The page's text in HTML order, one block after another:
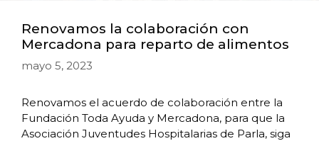
Renovamos la colaboración con
Mercadona para reparto de alimentos
mayo 5, 2023
Renovamos el acuerdo de colaboración entre la
Fundación Toda Ayuda y Mercadona, para que la
Asociación Juventudes Hospitalarias de Parla, siga